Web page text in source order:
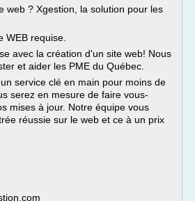
web ? Xgestion, la solution pour les
WEB requise.
avec la création d'un site web! Nous
et aider les PME du Québec.
service clé en main pour moins de
serez en mesure de faire vous-
mises à jour. Notre équipe vous
réussie sur le web et ce à un prix